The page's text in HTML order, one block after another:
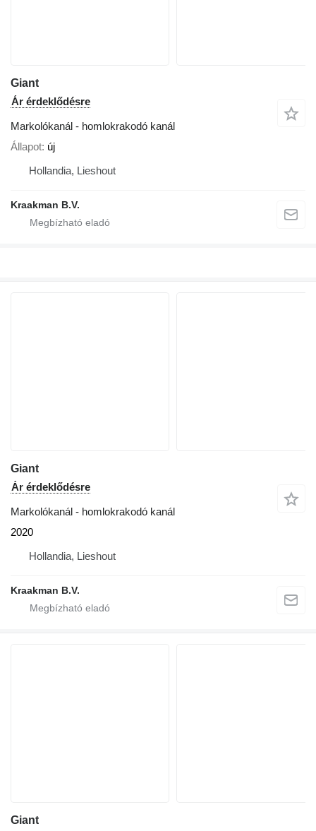
Giant
Ár érdeklődésre
Markolókanál - homlokrakodó kanál
Állapot új
Hollandia, Lieshout
Kraakman B.V.
Giant
Ár érdeklődésre
Markolókanál - homlokrakodó kanál
2020
Hollandia, Lieshout
Kraakman B.V.
Giant